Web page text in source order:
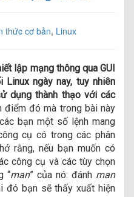
thức cơ bản, Linux
lập mạng thông qua GUI
Linux ngày nay, tuy nhiên
dụng thành thạo với các
điểm đó mà trong bài này
bạn một số lệnh mang
cụ có trong các phân
rằng, nếu bạn muốn có
công cụ và các tùy chọn
“man” của nó: đánh man
đó bạn sẽ thấy xuất hiện